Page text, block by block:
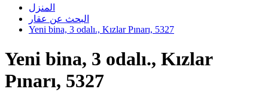
المنزل
البحث عن عقار
Yeni bina, 3 odalı., Kızlar Pınarı, 5327
Yeni bina, 3 odalı., Kızlar
Pınarı, 5327